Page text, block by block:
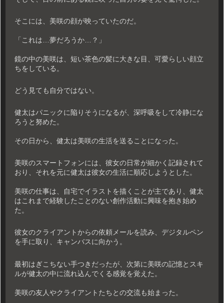
そこには、美咲の顔が映っていたのだ。
「これは…夢だろうか…？」
鏡の中の美咲は、短い茶色の髪に大きな目、可愛らしい顔立
ちをしている。
どう見ても自分ではない。
健太はパニックに陥りそうになるが、深呼吸をして冷静にな
ろうと努めた。
その日から、健太は美咲の生活を送ることになった。
美咲のスマートフォンには、彼女の日常が細かく記録されて
おり、それを元に健太は彼女の生活に順応しようとした。
美咲の仕事は、自宅でイラストを描くことが主であり、健太
はこれまで経験したことのない創作活動に興味を抱き始め
た。
彼女のクライアントからの依頼メールを読み、デジタルペン
を手に取り、キャンバスに向かう。
最初はぎこちない手つきだったが、次第に美咲の記憶とスキ
ルが健太の中に流れ込んでくる感覚を覚えた。
美咲の友人やクライアントたちとの交流も始まった。